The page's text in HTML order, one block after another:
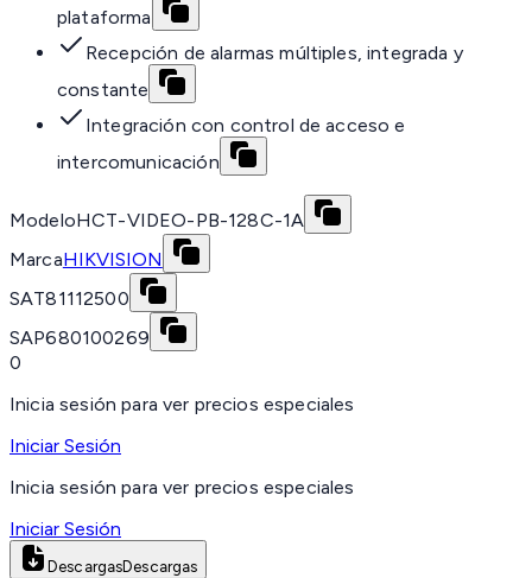
plataforma
Recepción de alarmas múltiples, integrada y
constante
Integración con control de acceso e
intercomunicación
ModeloHCT-VIDEO-PB-128C-1A
MarcaHIKVISION
SAT81112500
SAP680100269
0
Inicia sesión para ver precios especiales
Iniciar Sesión
Inicia sesión para ver precios especiales
Iniciar Sesión
DescargasDescargas